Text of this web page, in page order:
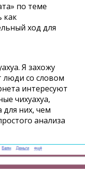
по теме
как
ход для
Я захожу
люди со словом
интересуют
чихуахуа,
для них, чем
анализа